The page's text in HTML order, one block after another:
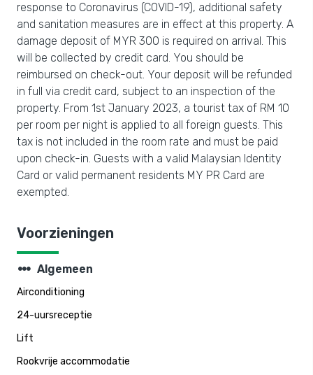
response to Coronavirus (COVID-19), additional safety
and sanitation measures are in effect at this property. A
damage deposit of MYR 300 is required on arrival. This
will be collected by credit card. You should be
reimbursed on check-out. Your deposit will be refunded
in full via credit card, subject to an inspection of the
property. From 1st January 2023, a tourist tax of RM 10
per room per night is applied to all foreign guests. This
tax is not included in the room rate and must be paid
upon check-in. Guests with a valid Malaysian Identity
Card or valid permanent residents MY PR Card are
exempted.
Voorzieningen
steppers Algemeen
Airconditioning
24-uursreceptie
Lift
Rookvrije accommodatie